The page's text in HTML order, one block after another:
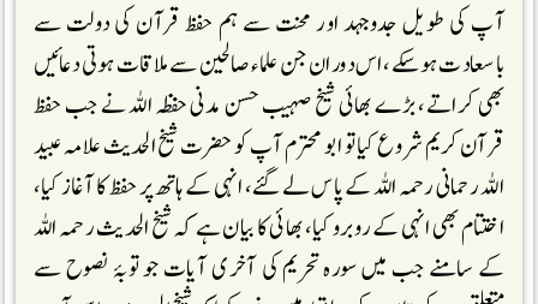
آپ کی طویل جدوجہد اور محنت سے ہم حفظ قرآن کی دولت سے
باسعادت ہوسکے، اس دوران جن علماء صالحین سے ملاقات ہوتی دعائیں
بھی کراتے، بڑے بھائی شیخ صہیب حسن مدنی حفظہ اللہ نے جب حفظ
قرآن کریم شروع کیا تو ابو محترم آپ کو حضرت شیخ الحدیث علامہ عبید
اللہ رحمانی رحمہ اللہ کے پاس لے گئے، انہی کے ہاتھ پر حفظ کا آغاز کیا،
اختتام بھی انہی کے روبرو کیا، بھائی کا بیان ہے کہ شیخ الحدیث رحمہ اللہ
کے سامنے جب میں سورہ تحریم کی آخری آیات جو توبۂ نصوح سے